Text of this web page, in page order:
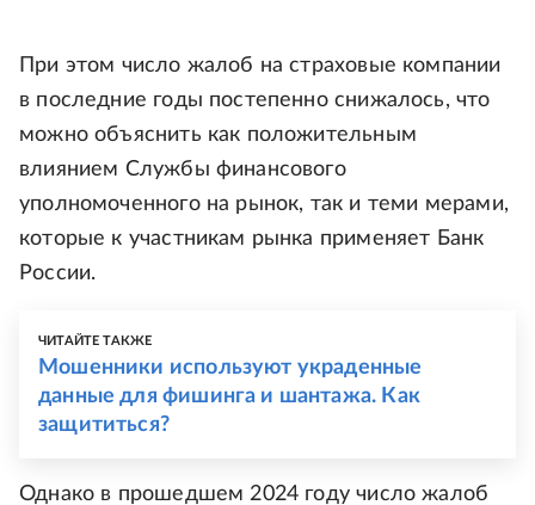
При этом число жалоб на страховые компании
в последние годы постепенно снижалось, что
можно объяснить как положительным
влиянием Службы финансового
уполномоченного на рынок, так и теми мерами,
которые к участникам рынка применяет Банк
России.
ЧИТАЙТЕ ТАКЖЕ
Мошенники используют украденные
данные для фишинга и шантажа. Как
защититься?
Однако в прошедшем 2024 году число жалоб